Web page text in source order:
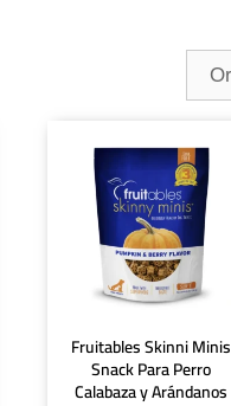
Fruitables Skinni Minis
Snack Para Perro
Calabaza y Arándanos